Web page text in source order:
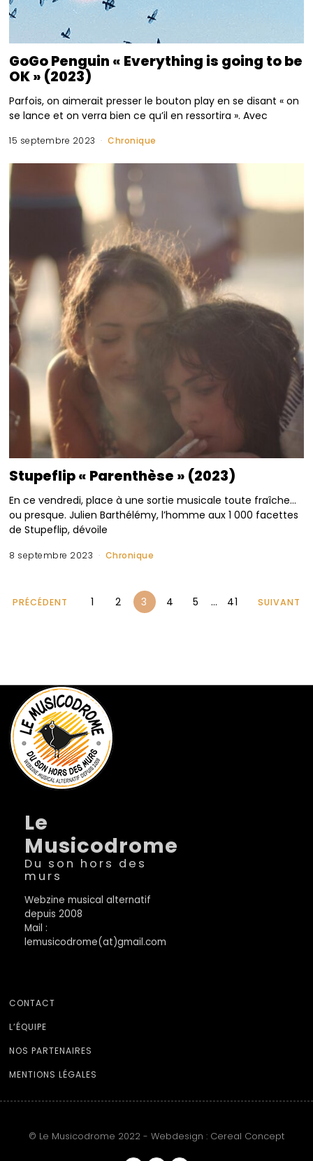
GoGo Penguin « Everything is going to be
OK » (2023)
Parfois, on aimerait presser le bouton play en se disant « on
se lance et on verra bien ce qu’il en ressortira ». Avec
15 septembre 2023 Chronique
Stupeflip « Parenthèse » (2023)
En ce vendredi, place à une sortie musicale toute fraîche…
ou presque. Julien Barthélémy, l’homme aux 1 000 facettes
de Stupeflip, dévoile
8 septembre 2023 Chronique
PRÉCÉDENT 1 2 3 4 5 … 41 SUIVANT
Le
Musicodrome
Du son hors des
murs
Webzine musical alternatif
depuis 2008
Mail :
lemusicodrome(at)gmail.com
CONTACT
L’ÉQUIPE
NOS PARTENAIRES
MENTIONS LÉGALES
© Le Musicodrome 2022 - Webdesign : Cereal Concept